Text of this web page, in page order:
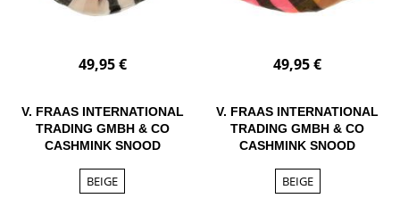
49,95 €
V. FRAAS INTERNATIONAL
TRADING GMBH & CO
CASHMINK SNOOD
BEIGE
49,95 €
V. FRAAS INTERNATIONAL
TRADING GMBH & CO
CASHMINK SNOOD
BEIGE